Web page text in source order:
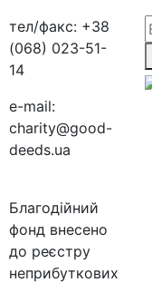
тел/факс: +38
(068) 023-51-
14
e-mail:
charity@good-
deeds.ua
Благодійний
фонд внесено
до реєстру
неприбуткових